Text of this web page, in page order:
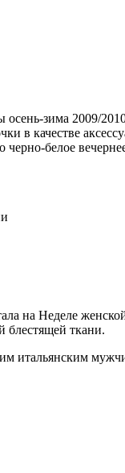
зима 2009/
в качестве
белое
на Неделе
блестящей ткани.
итальянским